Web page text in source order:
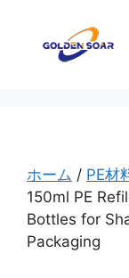
ホーム / PE材
150ml PE
Bottles for
Packaging